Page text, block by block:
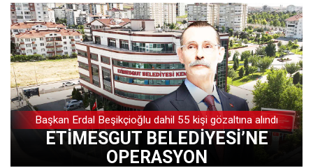
Başkan Erdal Beşikçioğlu dahil 55 kişi gözaltına alındı
ETİMESGUT BELEDİYESİ’NE
OPERASYON